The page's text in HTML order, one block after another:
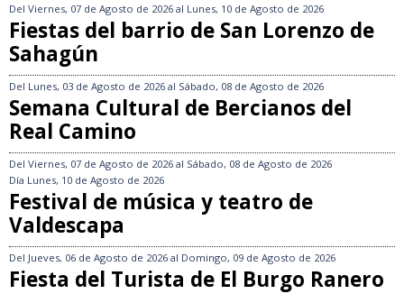
Del Viernes, 07 de Agosto de 2026 al Lunes, 10 de Agosto de 2026
Fiestas del barrio de San Lorenzo de
Sahagún
Del Lunes, 03 de Agosto de 2026 al Sábado, 08 de Agosto de 2026
Semana Cultural de Bercianos del
Real Camino
Del Viernes, 07 de Agosto de 2026 al Sábado, 08 de Agosto de 2026
Día Lunes, 10 de Agosto de 2026
Festival de música y teatro de
Valdescapa
Del Jueves, 06 de Agosto de 2026 al Domingo, 09 de Agosto de 2026
Fiesta del Turista de El Burgo Ranero